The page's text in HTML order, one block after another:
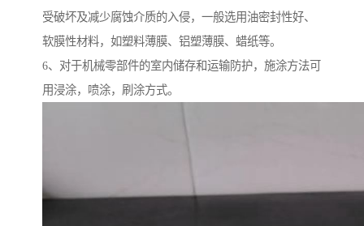
受破坏及减少腐蚀介质的入侵，一般选用油密封性好、
软膜性材料，如塑料薄膜、铝塑薄膜、蜡纸等。
6、对于机械零部件的室内储存和运输防护，施涂方法可
用浸涂，喷涂，刷涂方式。